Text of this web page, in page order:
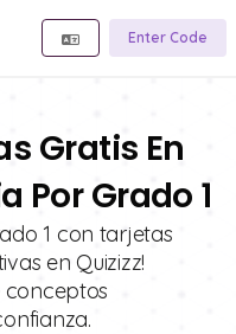
Enter Code
Gratis En
Por Grado 1
1 con tarjetas
en Quizizz!
conceptos